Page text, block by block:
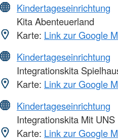
Kindertageseinrichtung
Kita Abenteuerland
Karte: Link zur Google
Kindertageseinrichtung
Integrationskita
Karte: Link zur Google
Kindertageseinrichtung
Integrationskita Mit UNS
Karte: Link zur Google